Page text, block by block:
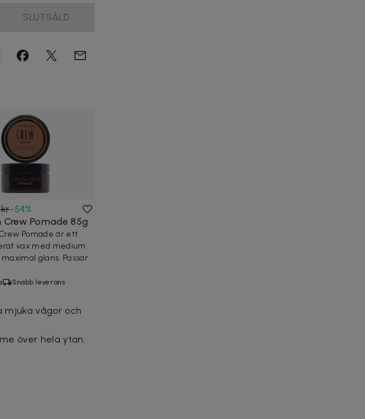
SLUTSÅLD
-54%
Crew Pomade 85g
Pomade är ett
vax med medium
glans. Passar
Snabb leverans
mjuka vågor och
över hela ytan.